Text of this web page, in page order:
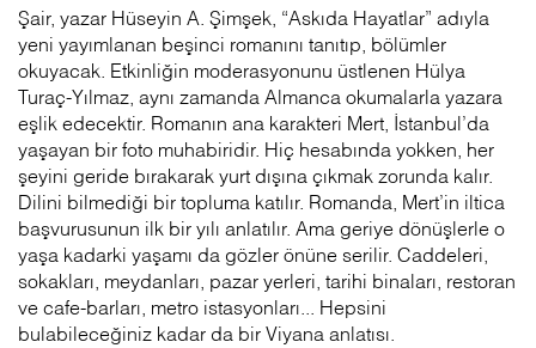
Şair, yazar Hüseyin A. Şimşek, “Askıda Hayatlar” adıyla
yeni yayımlanan beşinci romanını tanıtıp, bölümler
okuyacak. Etkinliğin moderasyonunu üstlenen Hülya
Turaç-Yılmaz, aynı zamanda Almanca okumalarla yazara
eşlik edecektir. Romanın ana karakteri Mert, İstanbul’da
yaşayan bir foto muhabiridir. Hiç hesabında yokken, her
şeyini geride bırakarak yurt dışına çıkmak zorunda kalır.
Dilini bilmediği bir topluma katılır. Romanda, Mert’in iltica
başvurusunun ilk bir yılı anlatılır. Ama geriye dönüşlerle o
yaşa kadarki yaşamı da gözler önüne serilir. Caddeleri,
sokakları, meydanları, pazar yerleri, tarihi binaları, restoran
ve cafe-barları, metro istasyonları... Hepsini
bulabileceğiniz kadar da bir Viyana anlatısı.